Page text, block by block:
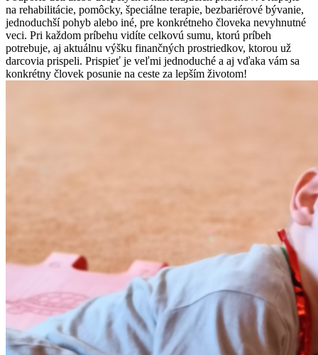
na rehabilitácie, pomôcky, špeciálne terapie, bezbariérové bývanie,
jednoduchší pohyb alebo iné, pre konkrétneho človeka nevyhnutné
veci. Pri každom príbehu vidíte celkovú sumu, ktorú príbeh
potrebuje, aj aktuálnu výšku finančných prostriedkov, ktorou už
darcovia prispeli. Prispieť je veľmi jednoduché a aj vďaka vám sa
konkrétny človek posunie na ceste za lepším životom!